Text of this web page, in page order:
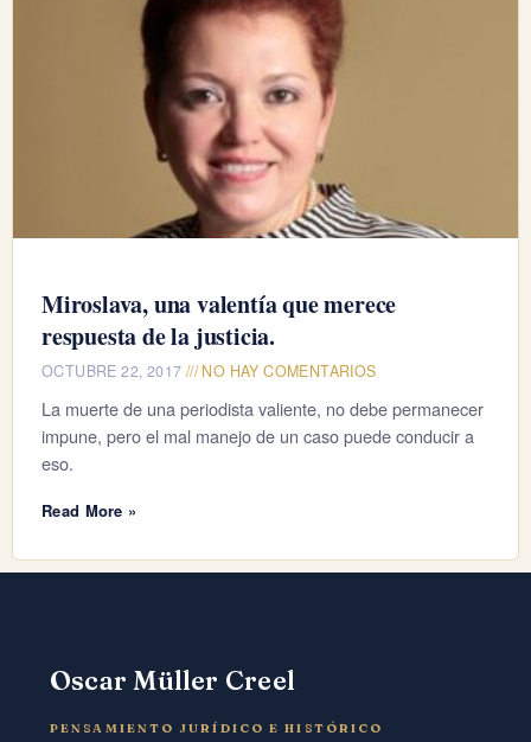
Miroslava, una valentía que merece
respuesta de la justicia.
OCTUBRE 22, 2017 NO HAY COMENTARIOS
La muerte de una periodista valiente, no debe permanecer
impune, pero el mal manejo de un caso puede conducir a
eso.
Read More »
Oscar Müller Creel
PENSAMIENTO JURÍDICO E HISTÓRICO